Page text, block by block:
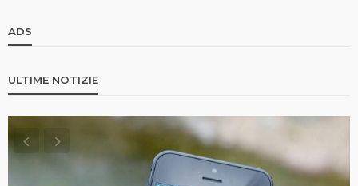
ADS
ULTIME NOTIZIE